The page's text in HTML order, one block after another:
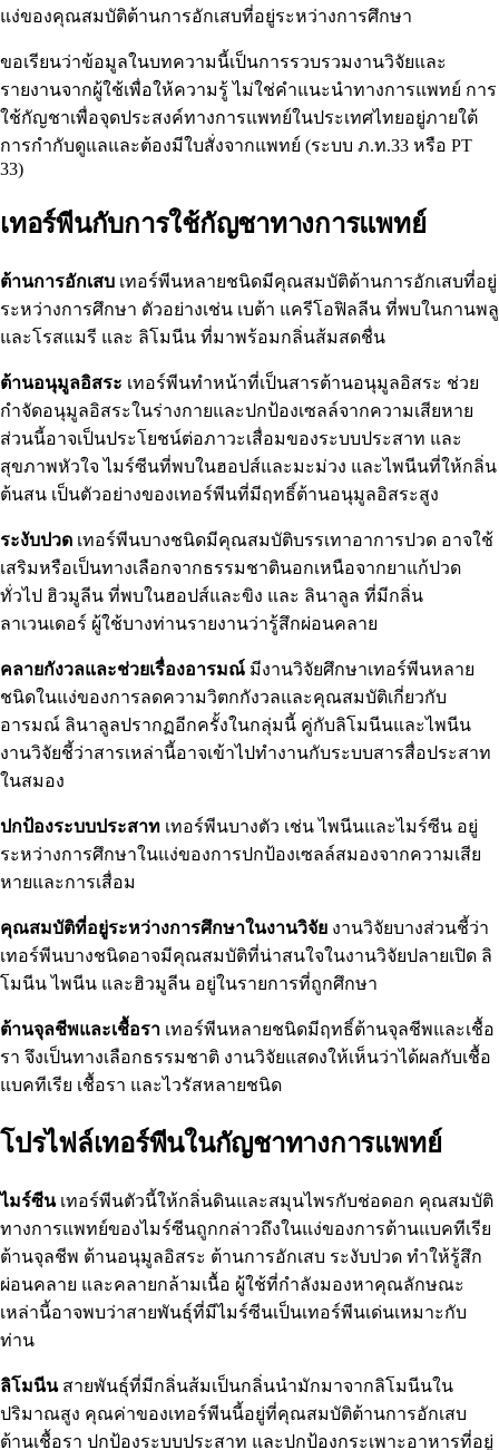
แง่ของคุณสมบัติต้านการอักเสบที่อยู่ระหว่างการศึกษา
ขอเรียนว่าข้อมูลในบทความนี้เป็นการรวบรวมงานวิจัยและ
รายงานจากผู้ใช้เพื่อให้ความรู้ ไม่ใช่คำแนะนำทางการแพทย์ การ
ใช้กัญชาเพื่อจุดประสงค์ทางการแพทย์ในประเทศไทยอยู่ภายใต้
การกำกับดูแลและต้องมีใบสั่งจากแพทย์ (ระบบ ภ.ท.33 หรือ PT
33)
เทอร์พีนกับการใช้กัญชาทางการแพทย์
ต้านการอักเสบ เทอร์พีนหลายชนิดมีคุณสมบัติต้านการอักเสบที่อยู่
ระหว่างการศึกษา ตัวอย่างเช่น เบต้า แครีโอฟิลลีน ที่พบในกานพลู
และโรสแมรี และ ลิโมนีน ที่มาพร้อมกลิ่นส้มสดชื่น
ต้านอนุมูลอิสระ เทอร์พีนทำหน้าที่เป็นสารต้านอนุมูลอิสระ ช่วย
กำจัดอนุมูลอิสระในร่างกายและปกป้องเซลล์จากความเสียหาย
ส่วนนี้อาจเป็นประโยชน์ต่อภาวะเสื่อมของระบบประสาท และ
สุขภาพหัวใจ ไมร์ซีนที่พบในฮอปส์และมะม่วง และไพนีนที่ให้กลิ่น
ต้นสน เป็นตัวอย่างของเทอร์พีนที่มีฤทธิ์ต้านอนุมูลอิสระสูง
ระงับปวด เทอร์พีนบางชนิดมีคุณสมบัติบรรเทาอาการปวด อาจใช้
เสริมหรือเป็นทางเลือกจากธรรมชาตินอกเหนือจากยาแก้ปวด
ทั่วไป ฮิวมูลีน ที่พบในฮอปส์และขิง และ ลินาลูล ที่มีกลิ่น
ลาเวนเดอร์ ผู้ใช้บางท่านรายงานว่ารู้สึกผ่อนคลาย
คลายกังวลและช่วยเรื่องอารมณ์ มีงานวิจัยศึกษาเทอร์พีนหลาย
ชนิดในแง่ของการลดความวิตกกังวลและคุณสมบัติเกี่ยวกับ
อารมณ์ ลินาลูลปรากฏอีกครั้งในกลุ่มนี้ คู่กับลิโมนีนและไพนีน
งานวิจัยชี้ว่าสารเหล่านี้อาจเข้าไปทำงานกับระบบสารสื่อประสาท
ในสมอง
ปกป้องระบบประสาท เทอร์พีนบางตัว เช่น ไพนีนและไมร์ซีน อยู่
ระหว่างการศึกษาในแง่ของการปกป้องเซลล์สมองจากความเสีย
หายและการเสื่อม
คุณสมบัติที่อยู่ระหว่างการศึกษาในงานวิจัย งานวิจัยบางส่วนชี้ว่า
เทอร์พีนบางชนิดอาจมีคุณสมบัติที่น่าสนใจในงานวิจัยปลายเปิด ลิ
โมนีน ไพนีน และฮิวมูลีน อยู่ในรายการที่ถูกศึกษา
ต้านจุลชีพและเชื้อรา เทอร์พีนหลายชนิดมีฤทธิ์ต้านจุลชีพและเชื้อ
รา จึงเป็นทางเลือกธรรมชาติ งานวิจัยแสดงให้เห็นว่าได้ผลกับเชื้อ
แบคทีเรีย เชื้อรา และไวรัสหลายชนิด
โปรไฟล์เทอร์พีนในกัญชาทางการแพทย์
ไมร์ซีนเทอร์พีนตัวนี้ให้กลิ่นดินและสมุนไพรกับช่อดอก คุณสมบัติ
ทางการแพทย์ของไมร์ซีนถูกกล่าวถึงในแง่ของการต้านแบคทีเรีย
ต้านจุลชีพ ต้านอนุมูลอิสระ ต้านการอักเสบ ระงับปวด ทำให้รู้สึก
ผ่อนคลาย และคลายกล้ามเนื้อ ผู้ใช้ที่กำลังมองหาคุณลักษณะ
เหล่านี้อาจพบว่าสายพันธุ์ที่มีไมร์ซีนเป็นเทอร์พีนเด่นเหมาะกับ
ท่าน
ลิโมนีนสายพันธุ์ที่มีกลิ่นส้มเป็นกลิ่นนำมักมาจากลิโมนีนใน
ปริมาณสูง คุณค่าของเทอร์พีนนี้อยู่ที่คุณสมบัติต้านการอักเสบ
ต้านเชื้อรา ปกป้องระบบประสาท และปกป้องกระเพาะอาหารที่อยู่